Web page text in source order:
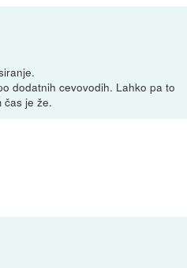
dodatnih cevovodih. Lahko pa to
čas je že.